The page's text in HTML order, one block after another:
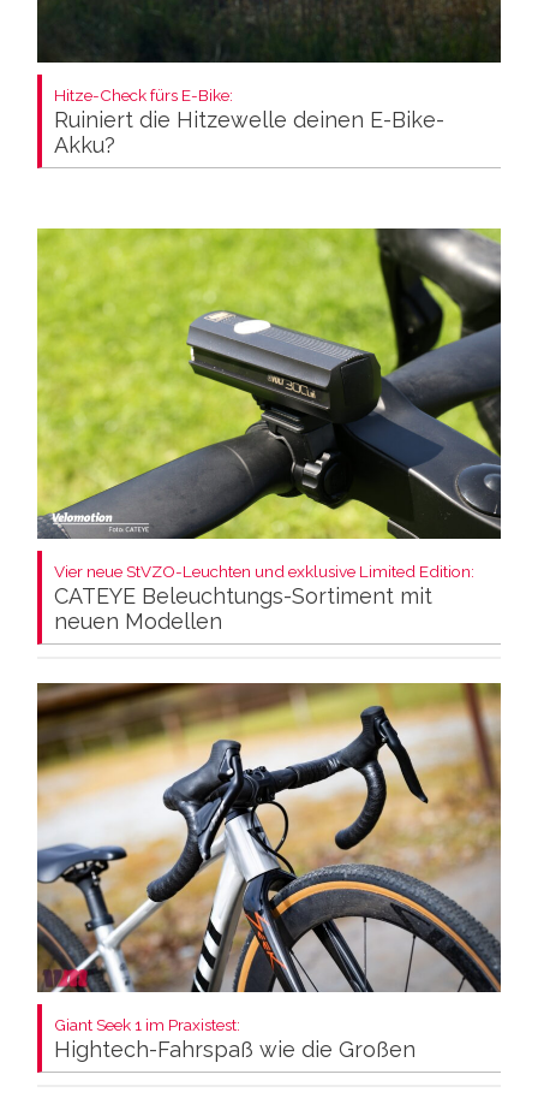
Hitze-Check fürs E-Bike:
Ruiniert die Hitzewelle deinen E-Bike-
Akku?
Vier neue StVZO-Leuchten und exklusive Limited Edition:
CATEYE Beleuchtungs-Sortiment mit
neuen Modellen
Giant Seek 1 im Praxistest:
Hightech-Fahrspaß wie die Großen